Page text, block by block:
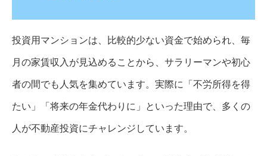
投資用マンションは、比較的少ない資金で始められ、毎
月の家賃収入が見込めることから、サラリーマンや初心
者の間でも人気を集めています。実際に「不労所得を得
たい」「将来の年金代わりに」といった理由で、多くの
人が不動産投資にチャレンジしています。